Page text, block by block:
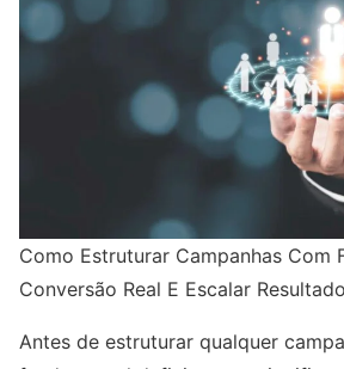
Como Estruturar Campanhas Com
Conversão Real E Escalar
Antes de estruturar qualquer